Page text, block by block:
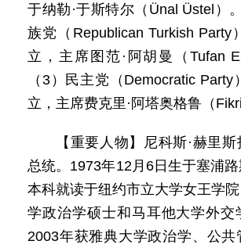
于纳勒·于斯特尔（Ünal Üstel）
族党（Republican Turkish Party
立，主席图范·阿胡曼（Tufan
（3）民主党（Democratic Party
立，主席费克里·阿塔奥格鲁（
【重要人物】尼科斯·赫里斯
总统。1973年12月6日生于塞浦路
本科就读于纽约市立大学女王学
学政治学硕士和马耳他大学外交
2003年获雅典大学政治学、公共